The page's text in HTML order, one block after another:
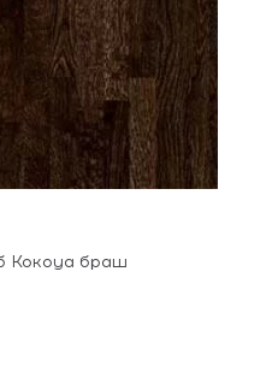
Кокоуа браш